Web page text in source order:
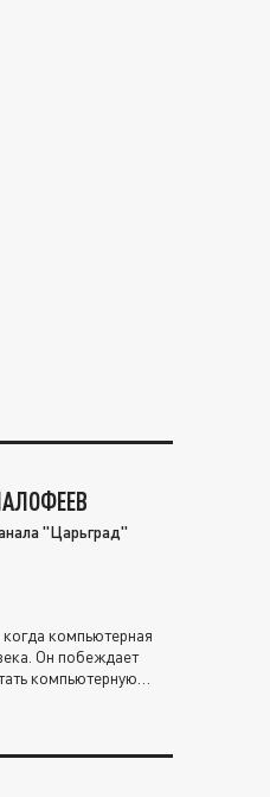
"Царьград"
компьютерная
Он побеждает
компьютерную